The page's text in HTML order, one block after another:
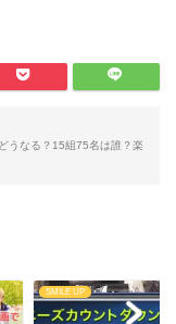
うなる？15組75名は誰？楽
SMILE UP